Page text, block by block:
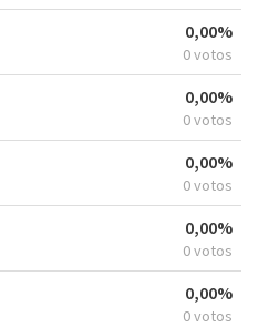
0,00%
0 votos
0,00%
0 votos
0,00%
0 votos
0,00%
0 votos
0,00%
0 votos